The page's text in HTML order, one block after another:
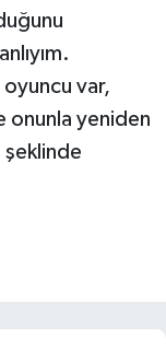
var,
onunla yeniden
şeklinde